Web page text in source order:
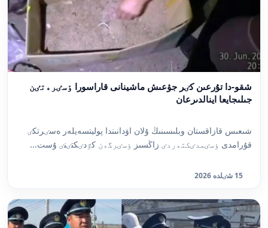
شقو-دا تۇرعىن كٸر جۋعىش ماشينانى قاراسورا ٶسٸرەتٸن
جىلىجايعا اينالدىرعان
شىعىس قازاقستان وبلىسىنىڭ ۇلان اۋدانىندا پوليتسەيلەر ەسٸرتكٸ
قۇرامدى ٶسٸمدٸكتەردٸ زاڭسىز ٶسٸرگەن كٷدٸكتٸنٸ ۇست...
15 شٸلدە 2026